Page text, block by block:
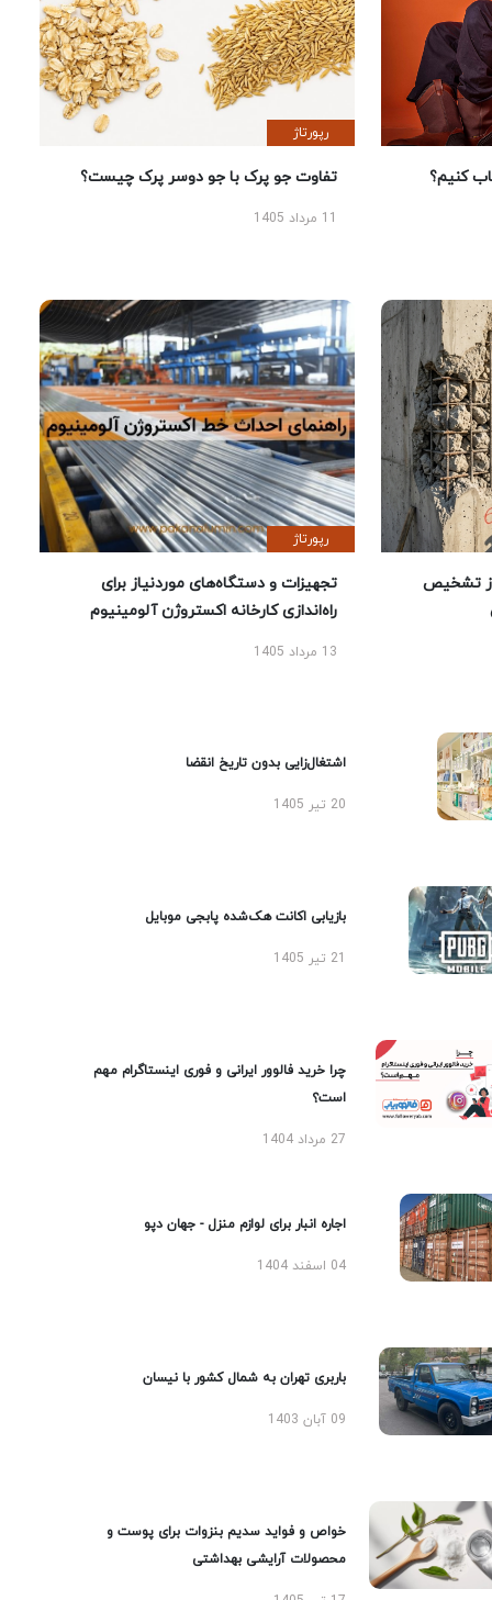
کنیم؟
رپورتاژ
تفاوت جو پرک با جو دوسر پرک چیست؟
تشخیص
رپورتاژ
تجهیزات و دستگاه‌های موردنیاز برای
راه‌اندازی کارخانه اکستروژن آلومینیوم
13 مرداد 1405
اشتغال‌زایی بدون تاریخ انقضا
20 تیر 1405
بازیابی اکانت هک‌شده پابجی موبایل
چرا خرید فالوور ایرانی و فوری اینستاگرام مهم
است؟
27 مرداد 1404
اجاره انبار برای لوازم منزل - جهان دپو
04 اسفند 1404
باربری تهران به شمال کشور با نیسان
09 آبان 1403
خواص و فواید سدیم بنزوات برای پوست و
محصولات آرایشی بهداشتی